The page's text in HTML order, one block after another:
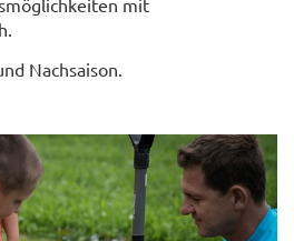
Nachsaison.